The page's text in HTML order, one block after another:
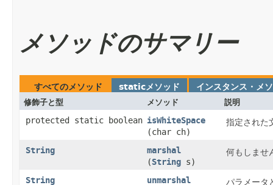
メソッドのサマリー
すべてのメソッド staticメソッド インスタンス・メ
修飾子と型 メソッド 説明
protected static boolean isWhiteSpace
(char ch)
指定された
String marshal
(String s)
何もしませ
String unmarshal
パラメータ